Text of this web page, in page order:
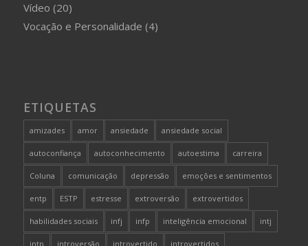
Vídeo (20)
Vocação e Personalidade (4)
ETIQUETAS
amizades amor ansiedade ansiedade social
autoconfiança autoconhecimento autoestima carreira
Coluna comunicação depressão emoções e sentimentos
entp ESTP estresse extroversão extrovertidos
habilidades sociais infj infp inteligência emocional intj
intp introversão introvertido introvertidos